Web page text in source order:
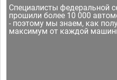
Специалисты федеральной
прошили более 10 000
- поэтому мы знаем, как
максимум от каждой